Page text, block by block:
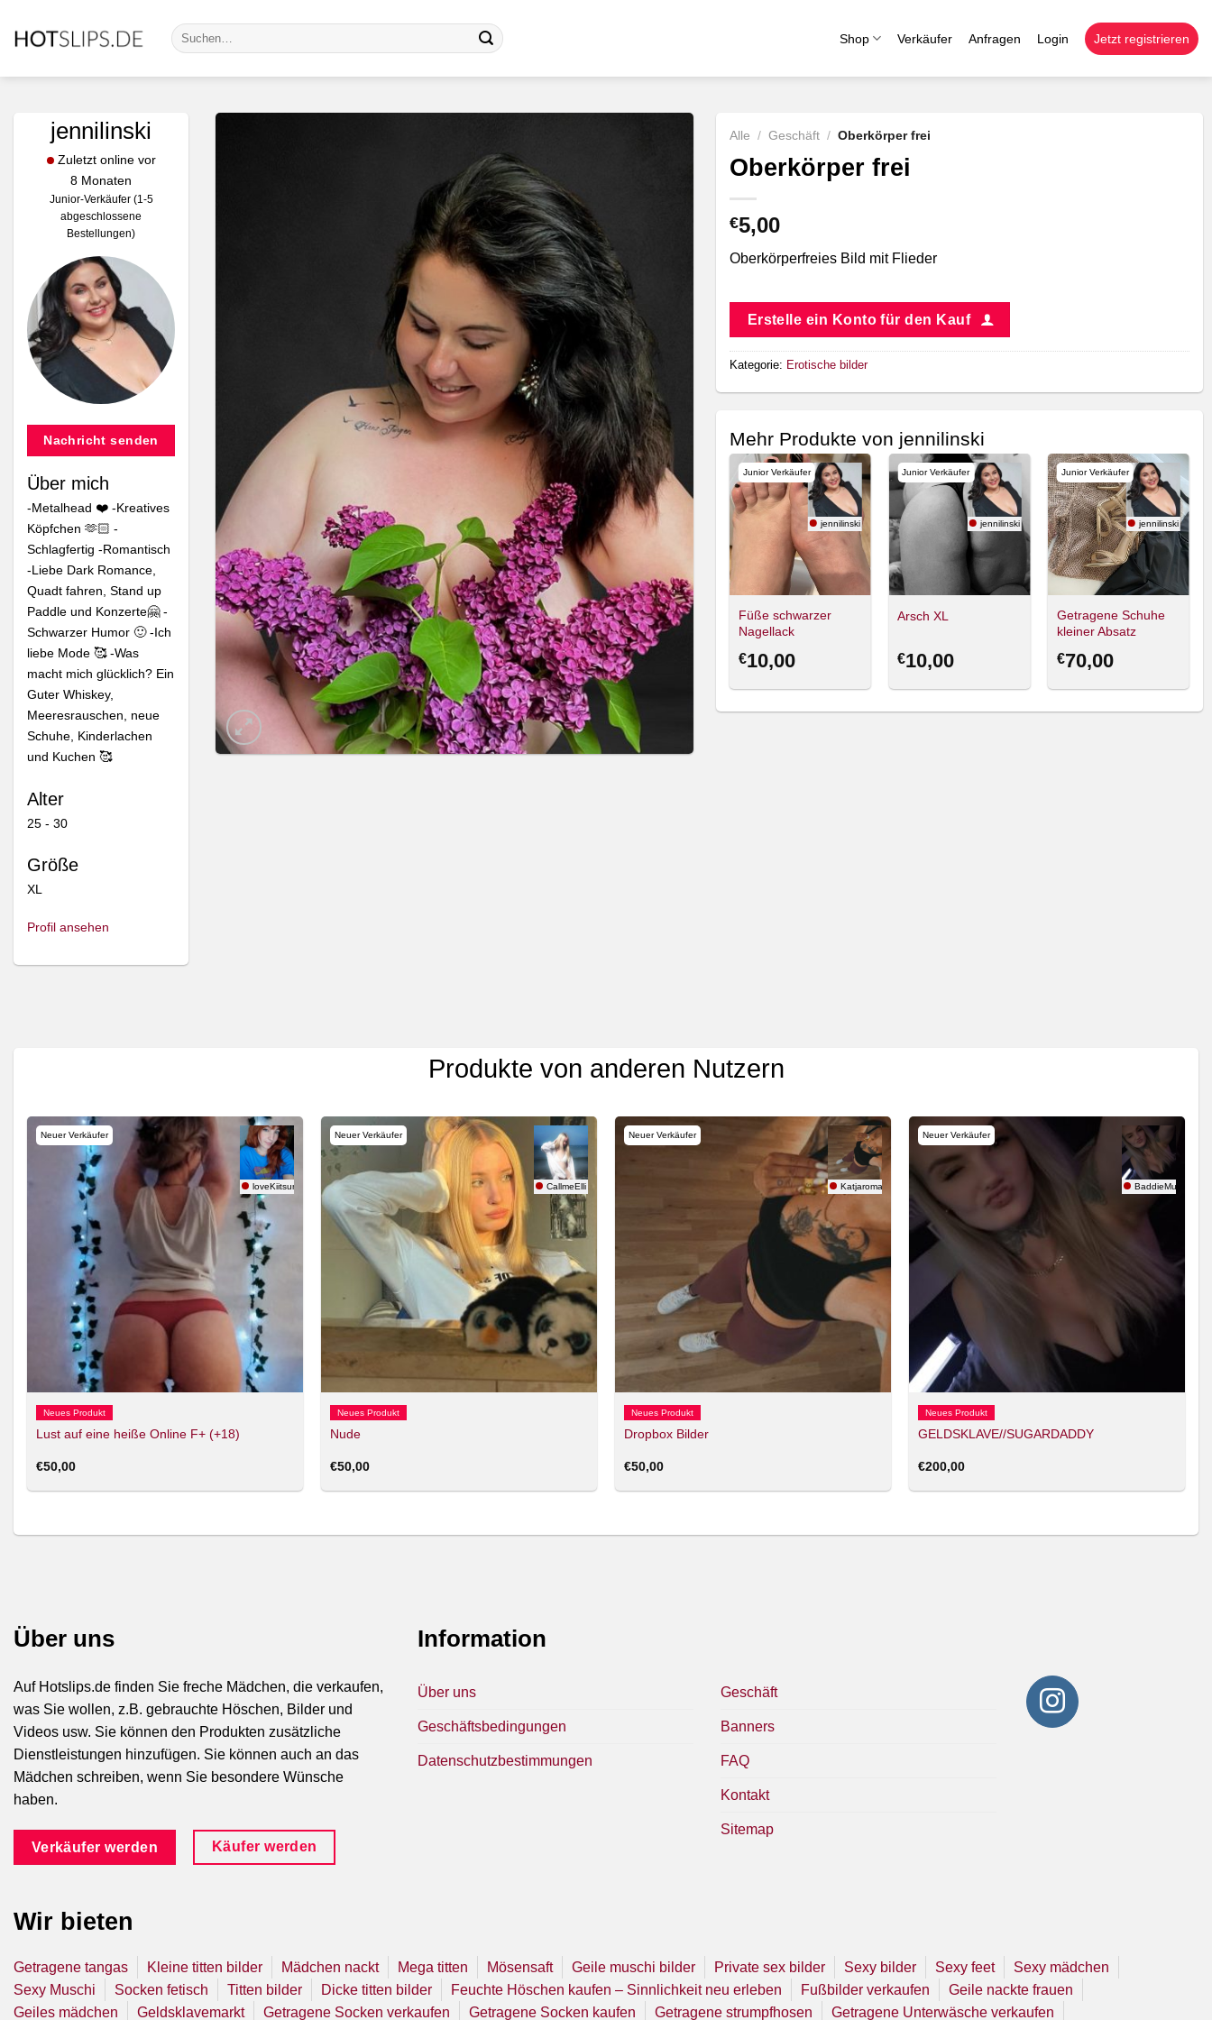
Inhalt
Suche
nach:
Shop Verkäufer Anfragen Login Jetzt registrieren
jennilinski
Zuletzt online vor
8 Monaten
Junior-Verkäufer (1-5
abgeschlossene
Bestellungen)
Nachricht senden
Über mich
-Metalhead ❤️ -Kreatives
Köpfchen 🫶🏻 -
Schlagfertig -Romantisch
-Liebe Dark Romance,
Quadt fahren, Stand up
Paddle und Konzerte🤗 -
Schwarzer Humor 🙂 -Ich
liebe Mode 🥰 -Was
macht mich glücklich? Ein
Guter Whiskey,
Meeresrauschen, neue
Schuhe, Kinderlachen
und Kuchen 🥰
Alter
25 - 30
Größe
XL
Profil ansehen
Alle / Geschäft / Oberkörper frei
Oberkörper frei
€5,00
Oberkörperfreies Bild mit Flieder
Erstelle ein Konto für den Kauf
Kategorie: Erotische bilder
Mehr Produkte von jennilinski
Junior Verkäufer
jennilinski
Füße schwarzer
Nagellack
€10,00
Junior Verkäufer
jennilinski
Arsch XL
€10,00
Junior Verkäufer
jennilinski
Getragene Schuhe
kleiner Absatz
€70,00
jennilinski
Getragene Pink
Heels
€70,00
Junior Verkäufer
jennilinski
Sexy Foto
Sonnenuntergang
10,00
jennilinski
Nylon
€50,00
Junior Verkäufer
Sexy Strumpfhose
€50,00
Produkte von anderen Nutzern
Neuer Verkäufer
loveKiitsune
Neues Produkt
Lust auf eine heiße Online F+ (+18)
€50,00
Neuer Verkäufer
CallmeElli
Neues Produkt
Nude
€50,00
Neuer Verkäufer
Katjaroman
Neues Produkt
Dropbox Bilder
€50,00
Neuer Verkäufer
BaddieMum666
Neues Produkt
GELDSKLAVE//SUGARDADDY
€200,00
Über uns
Auf Hotslips.de finden Sie freche Mädchen, die verkaufen,
was Sie wollen, z.B. gebrauchte Höschen, Bilder und
Videos usw. Sie können den Produkten zusätzliche
Dienstleistungen hinzufügen. Sie können auch an das
Mädchen schreiben, wenn Sie besondere Wünsche
haben.
Verkäufer werden Käufer werden
Information
Über uns
Geschäftsbedingungen
Datenschutzbestimmungen
Geschäft
Banners
FAQ
Kontakt
Sitemap
Wir bieten
Getragene tangas Kleine titten bilder Mädchen nackt Mega titten Mösensaft Geile muschi bilder Private sex bilder Sexy bilder Sexy feet
Sexy mädchen
Sexy Muschi
Socken fetisch Titten bilder Dicke titten bilder Feuchte Höschen kaufen – Sinnlichkeit neu erleben Fußbilder verkaufen
Geile nackte frauen
Geiles mädchen
Geldsklavemarkt Getragene Socken verkaufen Getragene Socken kaufen Getragene strumpfhosen Getragene Unterwäsche verkaufen